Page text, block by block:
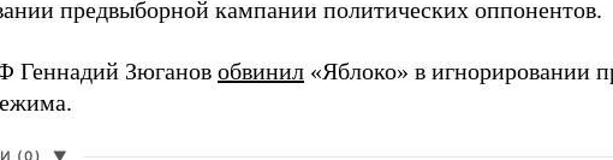
предвыборной кампании политических оппонентов.
Геннадий Зюганов обвинил «Яблоко» в игнорировании
(0) ▼